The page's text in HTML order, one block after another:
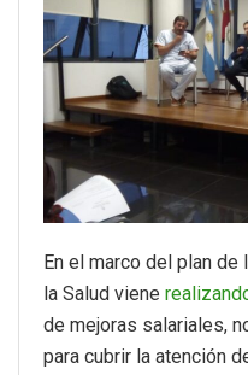
En el marco del plan
la Salud viene
de mejoras salariales,
para cubrir la atención